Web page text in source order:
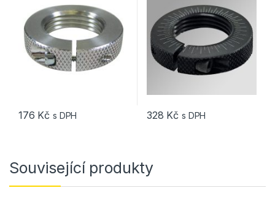
176 Kč s DPH
značením
328 Kč s DPH
Související produkty